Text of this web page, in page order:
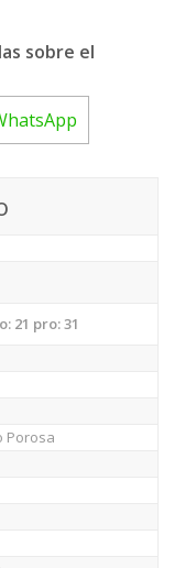
sobre el
21 pro: 31
Porosa